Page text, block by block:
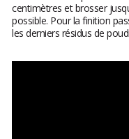
centimètres et brosser
possible. Pour la finition
les derniers résidus de